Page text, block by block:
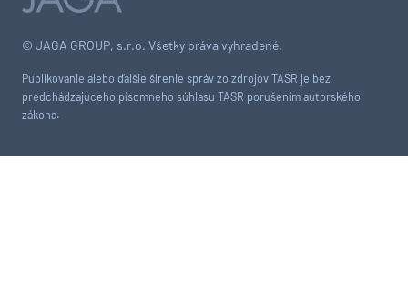
© JAGA GROUP, s.r.o. Všetky práva vyhradené.
Publikovanie alebo ďalšie šírenie správ zo zdrojov TASR je bez
predchádzajúceho písomného súhlasu TASR porušením autorského
zákona.